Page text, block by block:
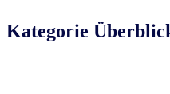
Kategorie